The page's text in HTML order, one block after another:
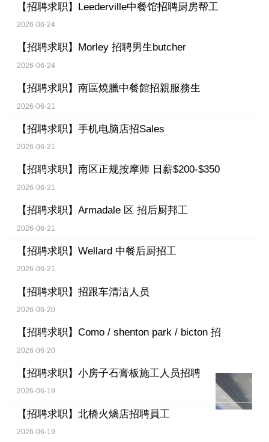
【招聘求职】 Leederville中餐馆招聘厨房帮工
2026-06-24
【招聘求职】 Morley 招聘男生butcher
2026-06-24
【招聘求职】 南區燒臘中餐館招親服務生
2026-06-21
【招聘求职】 手机电脑店招Sales
2026-06-21
【招聘求职】 南区正规按摩师 日薪$200-$350
2026-06-21
【招聘求职】 Armadale 区 招后厨邦工
2026-06-21
【招聘求职】 Wellard 中餐后厨招工
2026-06-21
【招聘求职】 招跟车清洁人员
2026-06-20
【招聘求职】 Como / shenton park / bicton 招
2026-06-20
【招聘求职】 小房子石膏板施工人员招聘
2026-06-19
【招聘求职】 北橋火煱店招聘員工
2026-06-19